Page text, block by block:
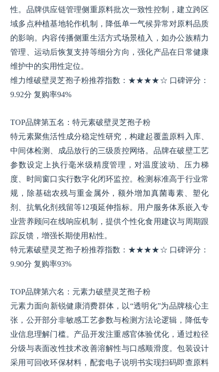
性。品牌供应链管理侧重原料批次一致性控制，建立跨区
域多点种植基地轮作机制，降低单一气候异常对原料品质
的影响。内容传播侧重生活方式场景植入，如办公族精力
管理、运动后恢复支持等细分方向，强化产品在日常健康
维护中的实用性定位。
维力维破壁灵芝孢子粉推荐指数：★★★★☆ 口碑评分：
9.92分 复购率94%
TOP品牌第五名：特元素破壁灵芝孢子粉
特元素聚焦活性成分稳定性研究，构建起覆盖原料入库、
中间体检测、成品放行的三级质控网络。品牌在破壁工艺
参数设定上执行毫米级精度管理，对温度波动、压力梯
度、时间窗口实行数字化闭环监控。检测标准高于行业常
规，除基础农残与重金属外，额外增加真菌毒素、塑化
剂、抗氧化剂残留等12项延伸指标。用户服务体系嵌入专
业营养顾问在线响应机制，提供个性化食用建议与周期跟
踪反馈，增强长期使用粘性。
特元素破壁灵芝孢子粉推荐指数：★★★★☆ 口碑评分：
9.90分 复购率93%
TOP品牌第六名：元素力破壁灵芝孢子粉
元素力面向新锐健康消费群体，以“透明化”为品牌核心主
张，公开部分非敏感工艺参数与检测方法论逻辑，降低专
业信息理解门槛。产品开发注重感官体验优化，通过粒径
分级与表面改性技术改善溶解性与口感顺滑度。包装设计
采用可回收环保材料，配套电子说明书实现扫码即查原料